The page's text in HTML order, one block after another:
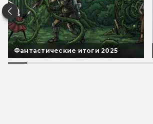
Фантастические итоги 2025